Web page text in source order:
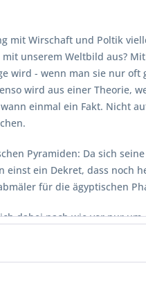
mit Wirschaft und Poltik
unserem Weltbild aus?
wird - wenn man sie nur oft
wird aus einer Theorie,
einmal ein Fakt. Nicht
Pyramiden: Da sich
einst ein Dekret, dass noch
für die ägyptischen
dabei nach wie vor nur um
Ansätze haben es denkbar